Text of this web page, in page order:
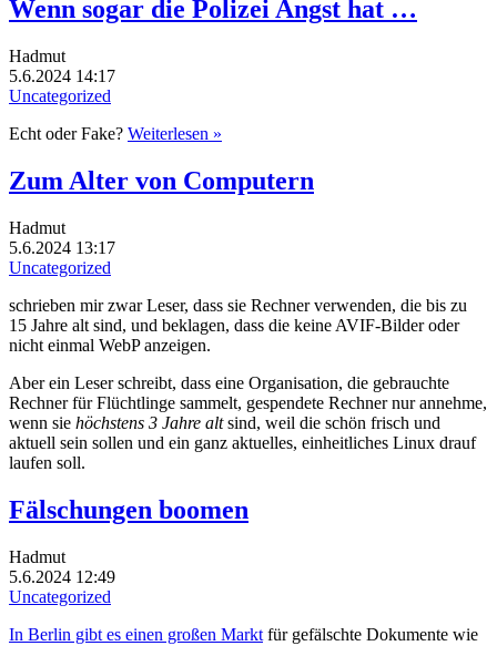
Wenn sogar die Polizei Angst hat …
Hadmut
5.6.2024 14:17
Uncategorized
Echt oder Fake? Weiterlesen »
Zum Alter von Computern
Hadmut
5.6.2024 13:17
Uncategorized
schrieben mir zwar Leser, dass sie Rechner verwenden, die bis zu
15 Jahre alt sind, und beklagen, dass die keine AVIF-Bilder oder
nicht einmal WebP anzeigen.
Aber ein Leser schreibt, dass eine Organisation, die gebrauchte
Rechner für Flüchtlinge sammelt, gespendete Rechner nur annehme,
wenn sie höchstens 3 Jahre altsind, weil die schön frisch und
aktuell sein sollen und ein ganz aktuelles, einheitliches Linux drauf
laufen soll.
Fälschungen boomen
Hadmut
5.6.2024 12:49
Uncategorized
In Berlin gibt es einen großen Markt für gefälschte Dokumente wie